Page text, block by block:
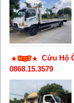
Cứu Hộ
0868.15.3579